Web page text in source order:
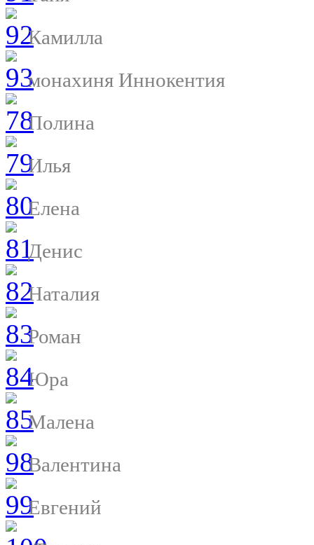
Камилла
монахиня Иннокентия
Полина
Илья
Елена
Денис
Наталия
Роман
Юра
Малена
Валентина
Евгений